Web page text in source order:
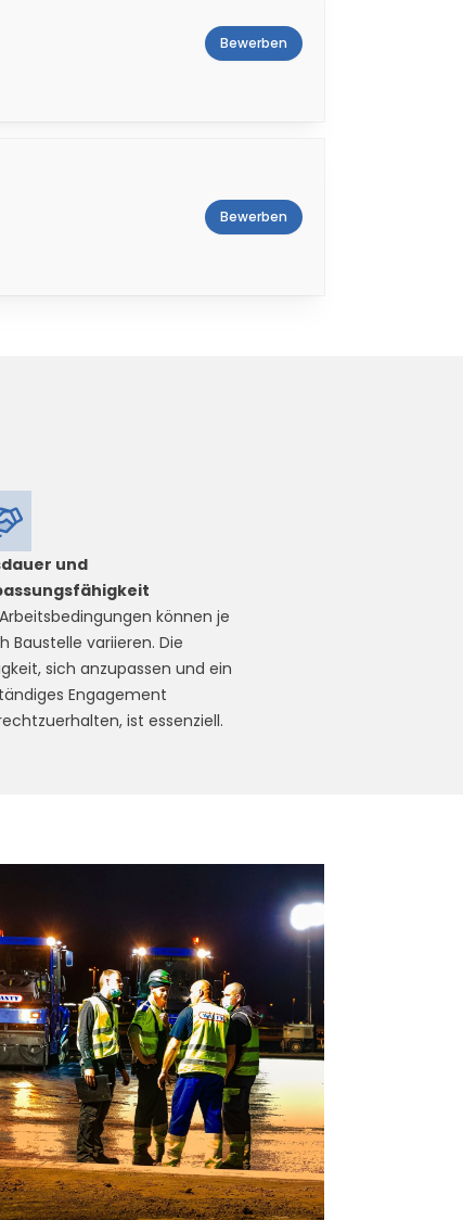
Bewerben
Bewerben
und
können je
Baustelle variieren. Die
sich anzupassen und ein
Engagement
ist essenziell.